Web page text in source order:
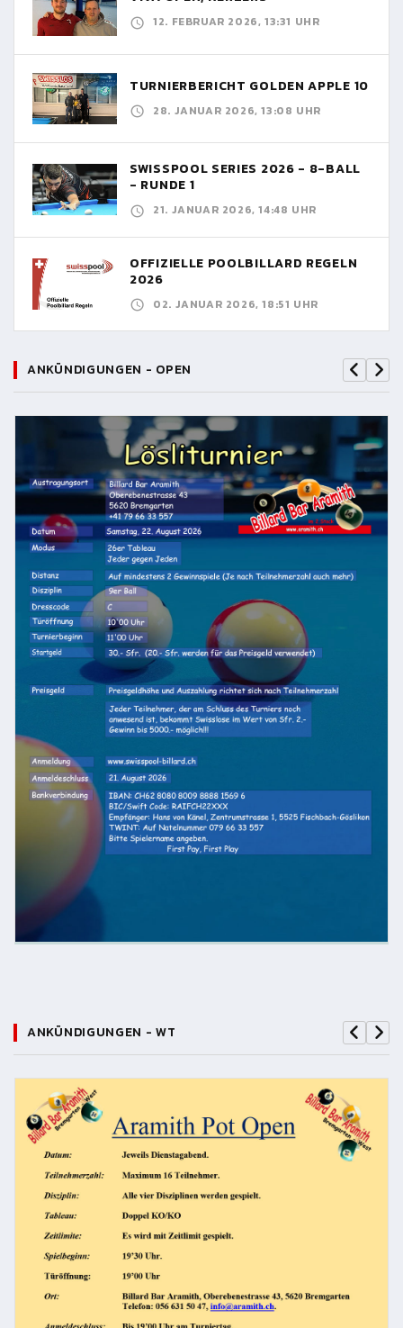
12. FEBRUAR 2026, 13:31 UHR
TURNIERBERICHT GOLDEN APPLE 10
28. JANUAR 2026, 13:08 UHR
SWISSPOOL SERIES 2026 - 8-BALL
- RUNDE 1
21. JANUAR 2026, 14:48 UHR
OFFIZIELLE POOLBILLARD REGELN
2026
02. JANUAR 2026, 18:51 UHR
ANKÜNDIGUNGEN - OPEN
ANKÜNDIGUNGEN - WT